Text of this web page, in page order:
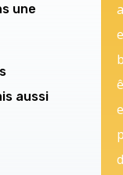
une
aussi